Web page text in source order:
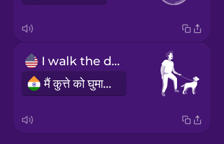
I walk the dog
मैं कुत्ते को घुमाता हूँ